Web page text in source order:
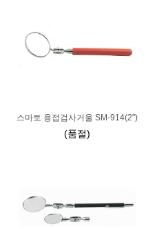
스마토 용접검사거울 SM-914(2")
(품절)